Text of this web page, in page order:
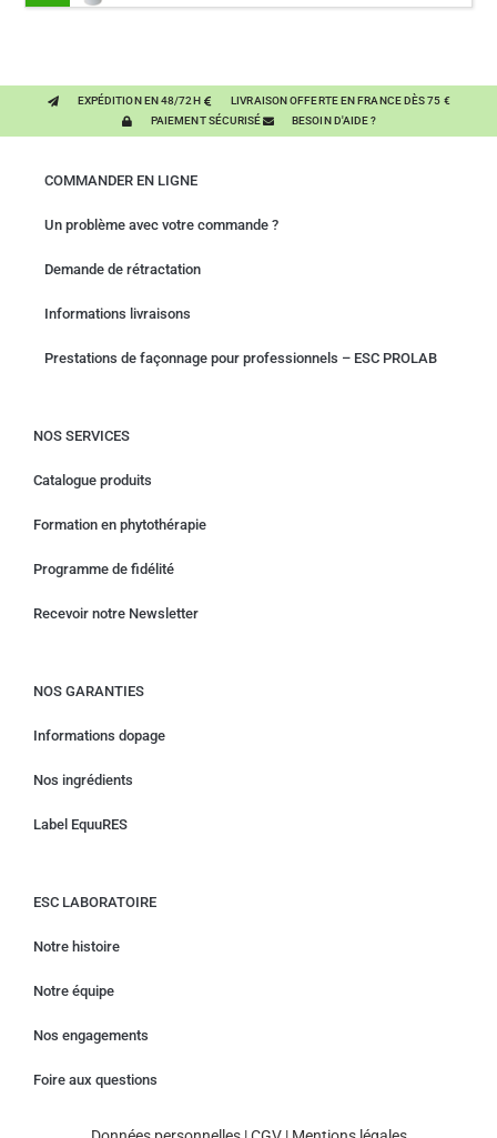
EXPÉDITION EN 48/72H
LIVRAISON OFFERTE EN FRANCE DÈS 75 €
PAIEMENT SÉCURISÉ
BESOIN D'AIDE ?
COMMANDER EN LIGNE
Un problème avec votre commande ?
Demande de rétractation
Informations livraisons
Prestations de façonnage pour professionnels – ESC PROLAB
NOS SERVICES
Catalogue produits
Formation en phytothérapie
Programme de fidélité
Recevoir notre Newsletter
NOS GARANTIES
Informations dopage
Nos ingrédients
Label EquuRES
ESC LABORATOIRE
Notre histoire
Notre équipe
Nos engagements
Foire aux questions